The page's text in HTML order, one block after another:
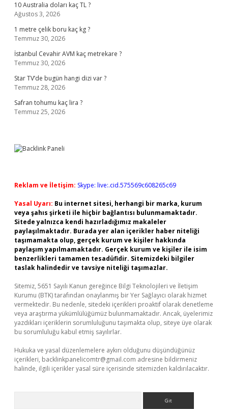
10 Australia doları kaç TL ?
Ağustos 3, 2026
1 metre çelik boru kaç kg ?
Temmuz 30, 2026
İstanbul Cevahir AVM kaç metrekare ?
Temmuz 30, 2026
Star TV’de bugün hangi dizi var ?
Temmuz 28, 2026
Safran tohumu kaç lira ?
Temmuz 25, 2026
Reklam ve İletişim: Skype: live:.cid.575569c608265c69
Yasal Uyarı: Bu internet sitesi, herhangi bir marka, kurum
veya şahıs şirketi ile hiçbir bağlantısı bulunmamaktadır.
Sitede yalnızca kendi hazırladığımız makaleler
paylaşılmaktadır. Burada yer alan içerikler haber niteliği
taşımamakta olup, gerçek kurum ve kişiler hakkında
paylaşım yapılmamaktadır. Gerçek kurum ve kişiler ile isim
benzerlikleri tamamen tesadüfidir. Sitemizdeki bilgiler
taslak halindedir ve tavsiye niteliği taşımazlar.
Sitemiz, 5651 Sayılı Kanun gereğince Bilgi Teknolojileri ve İletişim
Kurumu (BTK) tarafından onaylanmış bir Yer Sağlayıcı olarak hizmet
vermektedir. Bu nedenle, sitedeki içerikleri proaktif olarak denetleme
veya araştırma yükümlülüğümüz bulunmamaktadır. Ancak, üyelerimiz
yazdıkları içeriklerin sorumluluğunu taşımakta olup, siteye üye olarak
bu sorumluluğu kabul etmiş sayılırlar.
Hukuka ve yasal düzenlemelere aykırı olduğunu düşündüğünüz
içerikleri, backlinkpanelicomtr@gmail.com adresine bildirmeniz
halinde, ilgili içerikler yasal süre içerisinde sitemizden kaldırılacaktır.